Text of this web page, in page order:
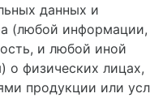
данных и
(любой информации,
и любой иной
о физических лицах,
продукции или